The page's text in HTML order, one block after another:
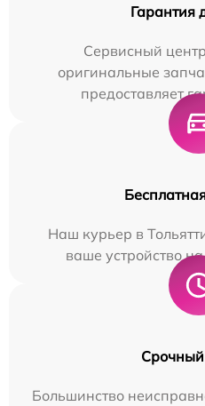
Гарантия
Сервисный
оригинальные
предоставляет
Наш курьер в
ваше устройство
Большинство